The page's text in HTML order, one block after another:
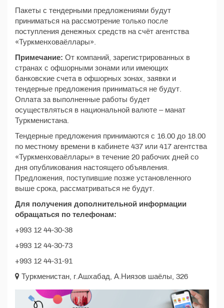
Пакеты с тендерными предложениями будут
приниматься на рассмотрение только после
поступления денежных средств на счёт агентства
«Туркменховаёллары».
Примечание: От компаний, зарегистрированных в
странах с офшорными зонами или имеющих
банковские счета в офшорных зонах, заявки и
тендерные предложения приниматься не будут.
Оплата за выполненные работы будет
осуществляться в национальной валюте – манат
Туркменистана.
Тендерные предложения принимаются с 16.00 до 18.00
по местному времени в кабинете 437 или 417 агентства
«Туркменховаёллары» в течение 20 рабочих дней со
дня опубликования настоящего объявления.
Предложения, поступившие позже установленного
выше срока, рассматриваться не будут.
Для получения дополнительной информации
обращаться по телефонам:
+993 12 44-30-38
+993 12 44-30-73
+993 12 44-31-91
Туркменистан, г.Ашхабад, А.Ниязов шаёлы, 326